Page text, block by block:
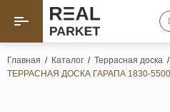
Назад
Главная / Каталог / Террасная доска /
ТЕРРАСНАЯ ДОСКА ГАРАПА 1830-